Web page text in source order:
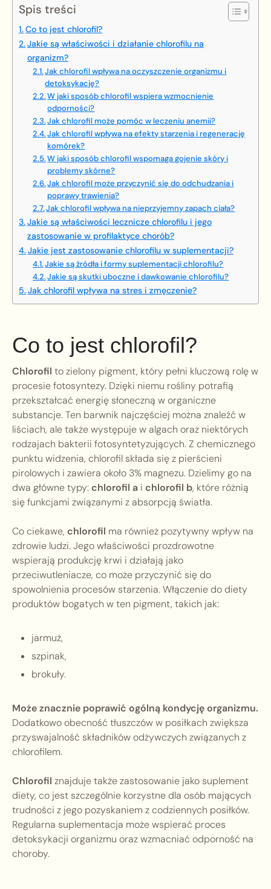
Spis treści
Co to jest chlorofil?
Jakie są właściwości i działanie chlorofilu na
organizm?
Jak chlorofil wpływa na oczyszczenie organizmu i
detoksykację?
W jaki sposób chlorofil wspiera wzmocnienie
odporności?
Jak chlorofil może pomóc w leczeniu anemii?
Jak chlorofil wpływa na efekty starzenia i regenerację
komórek?
W jaki sposób chlorofil wspomaga gojenie skóry i
problemy skórne?
Jak chlorofil może przyczynić się do odchudzania i
poprawy trawienia?
Jak chlorofil wpływa na nieprzyjemny zapach ciała?
Jakie są właściwości lecznicze chlorofilu i jego
zastosowanie w profilaktyce chorób?
Jakie jest zastosowanie chlorofilu w suplementacji?
Jakie są źródła i formy suplementacji chlorofilu?
Jakie są skutki uboczne i dawkowanie chlorofilu?
Jak chlorofil wpływa na stres i zmęczenie?
Co to jest chlorofil?
Chlorofil to zielony pigment, który pełni kluczową rolę w
procesie fotosyntezy. Dzięki niemu rośliny potrafią
przekształcać energię słoneczną w organiczne
substancje. Ten barwnik najczęściej można znaleźć w
liściach, ale także występuje w algach oraz niektórych
rodzajach bakterii fotosyntetyzujących. Z chemicznego
punktu widzenia, chlorofil składa się z pierścieni
pirolowych i zawiera około 3% magnezu. Dzielimy go na
dwa główne typy:chlorofil a i chlorofil b, które różnią
się funkcjami związanymi z absorpcją światła.
Co ciekawe, chlorofil ma również pozytywny wpływ na
zdrowie ludzi. Jego właściwości prozdrowotne
wspierają produkcję krwi i działają jako
przeciwutleniacze, co może przyczynić się do
spowolnienia procesów starzenia. Włączenie do diety
produktów bogatych w ten pigment, takich jak:
jarmuż,
szpinak,
brokuły.
Może znacznie poprawić ogólną kondycję organizmu.
Dodatkowo obecność tłuszczów w posiłkach zwiększa
przyswajalność składników odżywczych związanych z
chlorofilem.
Chlorofil znajduje także zastosowanie jako suplement
diety, co jest szczególnie korzystne dla osób mających
trudności z jego pozyskaniem z codziennych posiłków.
Regularna suplementacja może wspierać proces
detoksykacji organizmu oraz wzmacniać odporność na
choroby.